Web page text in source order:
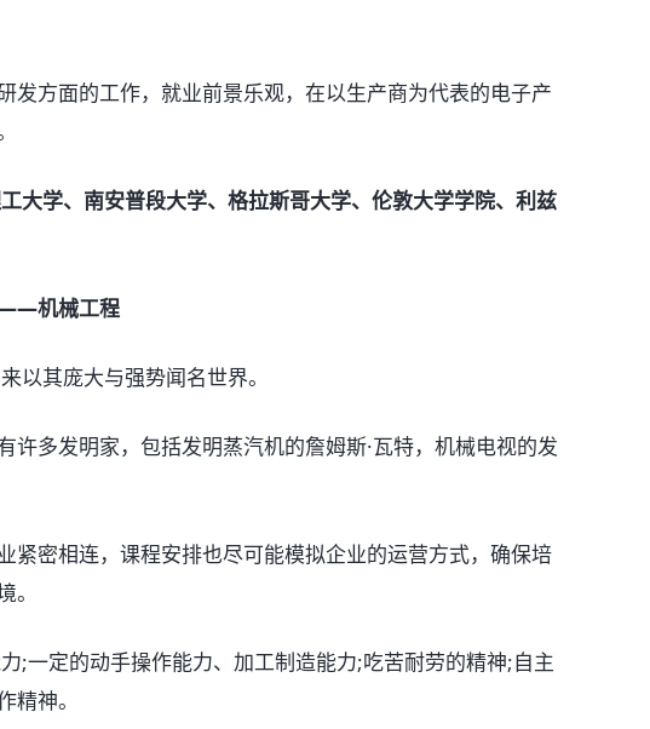
方面的工作，就业前景乐观，在以生产商为代表的电子产
大学、南安普段大学、格拉斯哥大学、伦敦大学学院、利兹
——机械工程
其庞大与强势闻名世界。
多发明家，包括发明蒸汽机的詹姆斯·瓦特，机械电视的发
密相连，课程安排也尽可能模拟企业的运营方式，确保培
;一定的动手操作能力、加工制造能力;吃苦耐劳的精神;自主
精神。